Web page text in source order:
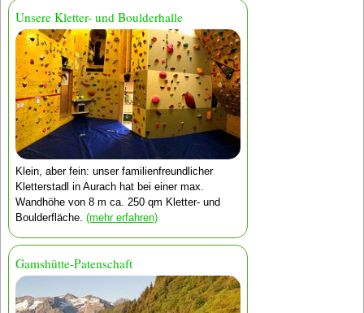
Unsere Kletter- und Boulderhalle
Klein, aber fein: unser familien­freundlicher
Kletter­stadl in Aurach hat bei einer max.
Wandhöhe von 8 m ca. 250 qm Kletter- und
Boulder­fläche. (mehr erfahren)
Gamshütte-Patenschaft